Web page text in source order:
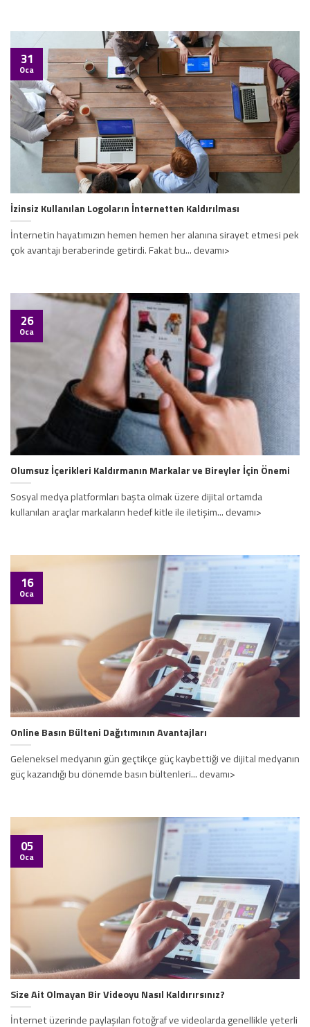
İzinsiz Kullanılan Logoların İnternetten Kaldırılması
İnternetin hayatımızın hemen hemen her alanına sirayet etmesi pek
çok avantajı beraberinde getirdi. Fakat bu... devamı>
31
Oca
Olumsuz İçerikleri Kaldırmanın Markalar ve Bireyler İçin Önemi
Sosyal medya platformları başta olmak üzere dijital ortamda
kullanılan araçlar markaların hedef kitle ile iletişim... devamı>
26
Oca
Online Basın Bülteni Dağıtımının Avantajları
Geleneksel medyanın gün geçtikçe güç kaybettiği ve dijital medyanın
güç kazandığı bu dönemde basın bültenleri... devamı>
16
Oca
Size Ait Olmayan Bir Videoyu Nasıl Kaldırırsınız?
İnternet üzerinde paylaşılan fotoğraf ve videolarda genellikle yeterli
05
Oca